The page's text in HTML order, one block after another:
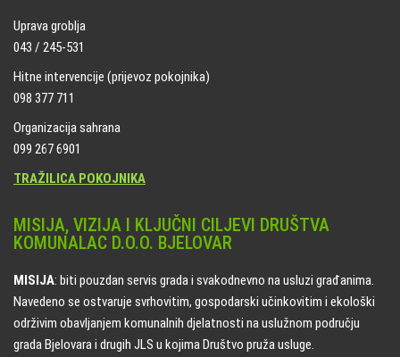
Uprava groblja
043 / 245-531
Hitne intervencije (prijevoz pokojnika)
098 377 711
Organizacija sahrana
099 267 6901
TRAŽILICA POKOJNIKA
MISIJA, VIZIJA I KLJUČNI CILJEVI DRUŠTVA
KOMUNALAC D.O.O. BJELOVAR
MISIJA: biti pouzdan servis grada i svakodnevno na usluzi građanima.
Navedeno se ostvaruje svrhovitim, gospodarski učinkovitim i ekološki
održivim obavljanjem komunalnih djelatnosti na uslužnom području
grada Bjelovara i drugih JLS u kojima Društvo pruža usluge.